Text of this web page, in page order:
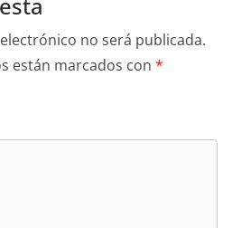
no será publicada.
están marcados con *